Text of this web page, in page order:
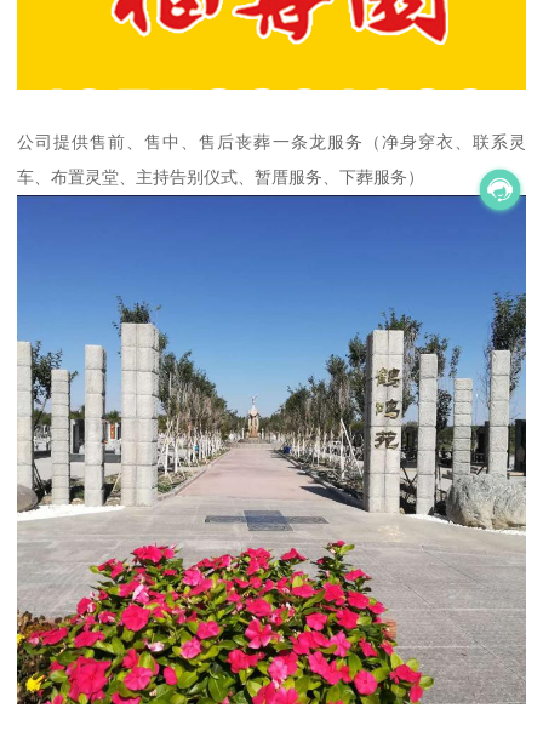
公司提供售前、售中、售后丧葬一条龙服务（净身穿衣、联系灵
车、布置灵堂、主持告别仪式、暂厝服务、下葬服务）